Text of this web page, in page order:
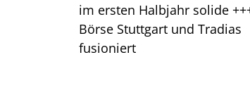
im ersten Halbjahr solide
Börse Stuttgart und Tradias
fusioniert